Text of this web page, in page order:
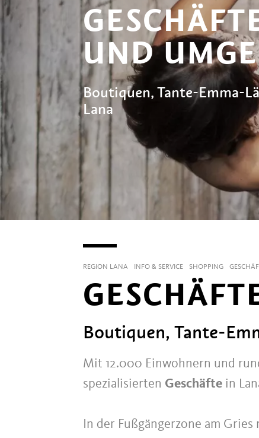
UND
Boutiquen, Tante-Emma-
Lana
REGION LANA INFO & SERVICE SHOPPING
Boutiquen, Tante-
Mit 12.000 Einwohnern und
spezialisierten Geschäfte in
In der Fußgängerzone am